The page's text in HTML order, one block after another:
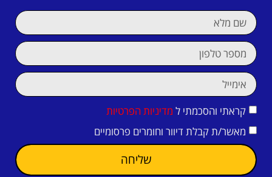
קראתי והסכמתי ל מדיניות הפרטיות
מאשר/ת קבלת דיוור וחומרים פרסומיים
שליחה